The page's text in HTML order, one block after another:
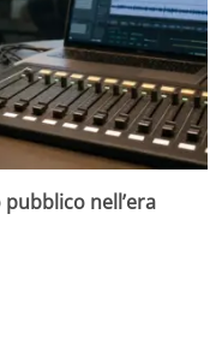
nell’era